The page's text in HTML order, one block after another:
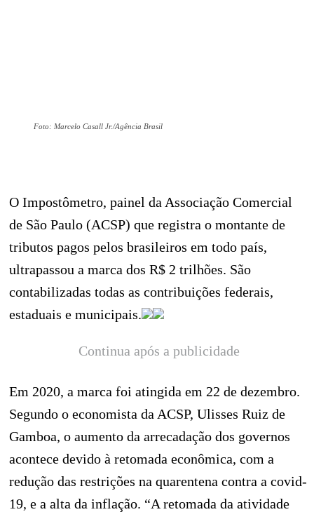
Foto: Marcelo Casall Jr./Agência Brasil
O Impostômetro, painel da Associação Comercial
de São Paulo (ACSP) que registra o montante de
tributos pagos pelos brasileiros em todo país,
ultrapassou a marca dos R$ 2 trilhões. São
contabilizadas todas as contribuições federais,
estaduais e municipais.
Continua após a publicidade
Em 2020, a marca foi atingida em 22 de dezembro.
Segundo o economista da ACSP, Ulisses Ruiz de
Gamboa, o aumento da arrecadação dos governos
acontece devido à retomada econômica, com a
redução das restrições na quarentena contra a covid-
19, e a alta da inflação. “A retomada da atividade